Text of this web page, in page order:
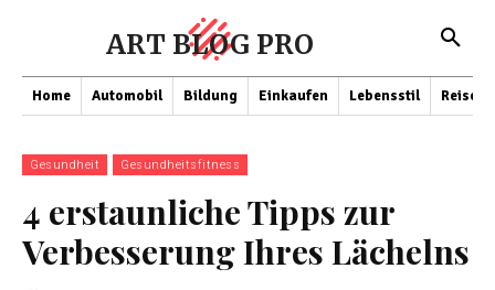
ART BLOG PRO
Home Automobil Bildung Einkaufen Lebensstil Reisen
Gesundheit Gesundheitsfitness
4 erstaunliche Tipps zur
Verbesserung Ihres Lächelns